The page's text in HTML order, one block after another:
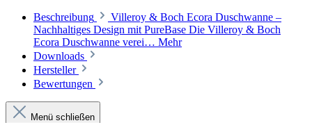
Beschreibung
Villeroy & Boch Ecora Duschwanne –
Nachhaltiges Design mit PureBase Die Villeroy & Boch
Ecora Duschwanne verei… Mehr
Downloads
Hersteller
Bewertungen
Menü schließen